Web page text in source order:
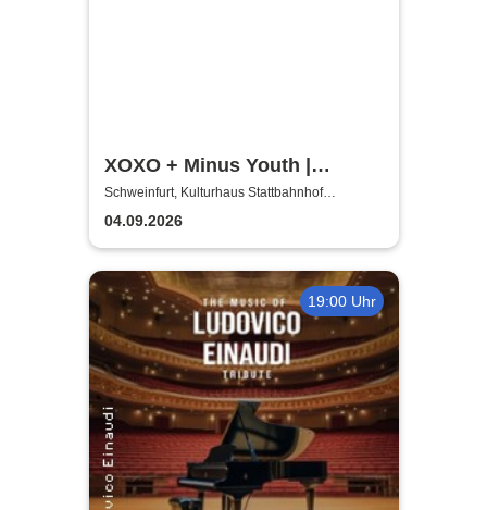
XOXO + Minus Youth |
Schweinfurt Hardcore
presents
Schweinfurt, Kulturhaus Stattbahnhof
Schweinfurt
04.09.2026
19:00 Uhr